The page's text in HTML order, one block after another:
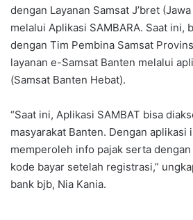
dengan Layanan Samsat J’bret
melalui Aplikasi SAMBARA. Saat ini,
dengan Tim Pembina Samsat
layanan e-Samsat Banten melalui
(Samsat Banten Hebat).
“Saat ini, Aplikasi SAMBAT bisa
masyarakat Banten. Dengan aplikasi
memperoleh info pajak serta
kode bayar setelah registrasi,”
bank bjb, Nia Kania.